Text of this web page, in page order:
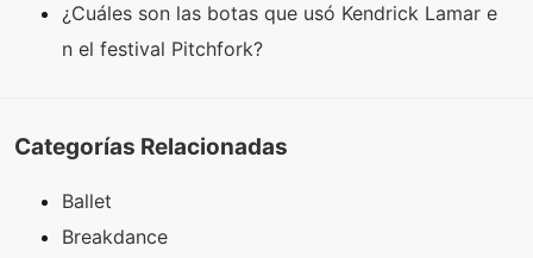
¿Cuáles son las botas que usó Kendrick Lamar e
n el festival Pitchfork?
Categorías Relacionadas
Ballet
Breakdance